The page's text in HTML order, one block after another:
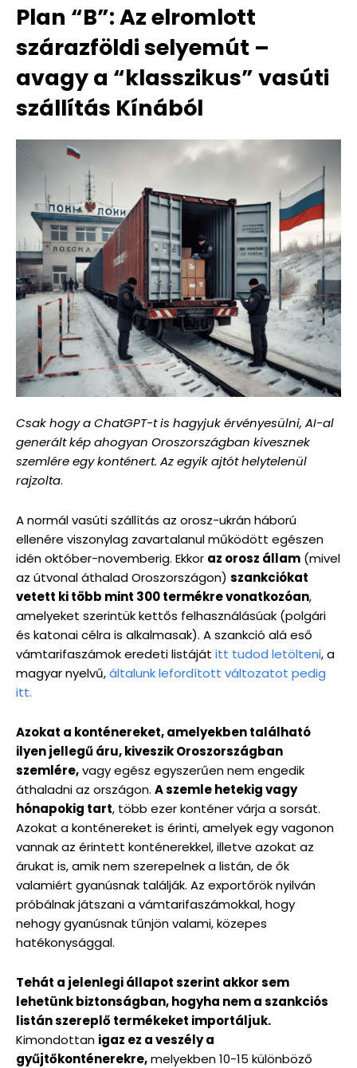
Plan “B”: Az elromlott
szárazföldi selyemút –
avagy a “klasszikus” vasúti
szállítás Kínából
Csak hogy a ChatGPT-t is hagyjuk érvényesülni, AI-al
generált kép ahogyan Oroszországban kivesznek
szemlére egy konténert. Az egyik ajtót helytelenül
rajzolta.
A normál vasúti szállítás az orosz-ukrán háború
ellenére viszonylag zavartalanul működött egészen
idén október-novemberig. Ekkor az orosz állam (mivel
az útvonal áthalad Oroszországon) szankciókat
vetett ki több mint 300 termékre vonatkozóan,
amelyeket szerintük kettős felhasználásúak (polgári
és katonai célra is alkalmasak). A szankció alá eső
vámtarifaszámok eredeti listáját itt tudod letölteni, a
magyar nyelvű,általunk lefordított változatot pedig
itt.
Azokat a konténereket, amelyekben található
ilyen jellegű áru, kiveszik Oroszországban
szemlére,vagy egész egyszerűen nem engedik
áthaladni az országon. A szemle hetekig vagy
hónapokig tart, több ezer konténer várja a sorsát.
Azokat a konténereket is érinti, amelyek egy vagonon
vannak az érintett konténerekkel, illetve azokat az
árukat is, amik nem szerepelnek a listán, de ők
valamiért gyanúsnak találják. Az exportőrök nyilván
próbálnak játszani a vámtarifaszámokkal, hogy
nehogy gyanúsnak tűnjön valami, közepes
hatékonysággal.
Tehát a jelenlegi állapot szerint akkor sem
lehetünk biztonságban, hogyha nem a szankciós
listán szereplő termékeket importáljuk.
Kimondottan igaz ez a veszély a
gyűjtőkonténerekre,melyekben 10-15 különböző